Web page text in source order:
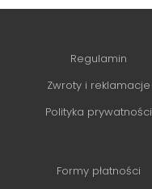
Regulamin
Zwroty i reklamacje
Polityka prywatności
Formy płatności